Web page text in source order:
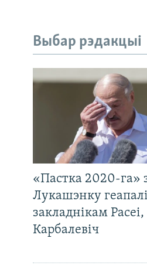
Выбар рэдакцыі
«Пастка 2020-га»
Лукашэнку
закладнікам
Карбалевіч